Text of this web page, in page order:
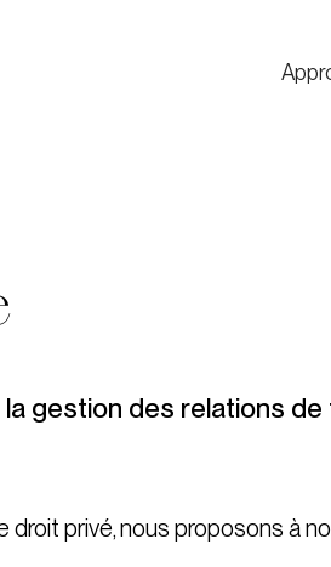
gestion des relations de
droit privé, nous proposons à